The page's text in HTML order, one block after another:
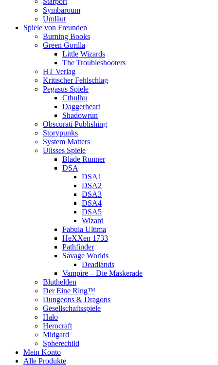
Symbaroum
Umläut
Spiele von Freunden
Burning Books
Green Gorilla
Little Wizards
The Troubleshooters
HT Verlag
Kritischer Fehlschlag
Pegasus Spiele
Cthulhu
Daggerheart
Shadowrun
Obscurati Publishing
Storypunks
System Matters
Ulisses Spiele
Blade Runner
DSA
DSA1
DSA2
DSA3
DSA4
DSA5
Wizard
Fabula Ultima
HeXXen 1733
Pathfinder
Savage Worlds
Deadlands
Vampire – Die Maskerade
Bluthelden
Der Eine Ring™
Dungeons & Dragons
Gesellschaftsspiele
Halo
Herocraft
Midgard
Spherechild
Mein Konto
Alle Produkte